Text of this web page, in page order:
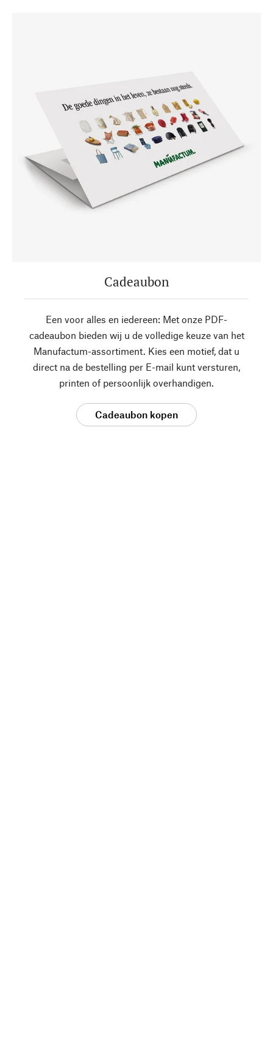
Cadeaubon
Een voor alles en iedereen: Met onze PDF-
cadeaubon bieden wij u de volledige keuze van het
Manufactum-assortiment. Kies een motief, dat u
direct na de bestelling per E-mail kunt versturen,
printen of persoonlijk overhandigen.
Cadeaubon kopen